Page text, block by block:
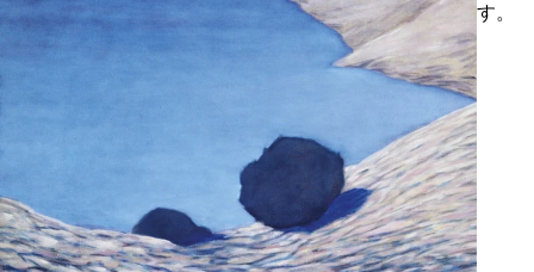
現実から幻想へ誘う、五感の旅へのインビテーションです。